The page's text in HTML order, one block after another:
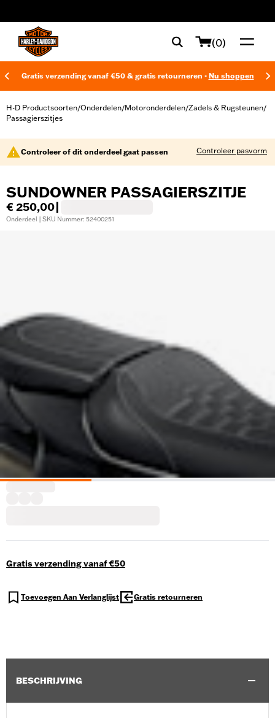
(0)
Gratis verzending vanaf €50 & gratis retourneren - Nu shoppen
H-D Productsoorten/Onderdelen/Motoronderdelen/Zadels & Rugsteunen/
Passagierszitjes
Controleer of dit onderdeel gaat passen Controleer pasvorm
SUNDOWNER PASSAGIERSZITJE
€ 250,00
Onderdeel | SKU Nummer: 52400251
Gratis verzending vanaf €50
Toevoegen Aan Verlanglijst Gratis retourneren
BESCHRIJVING